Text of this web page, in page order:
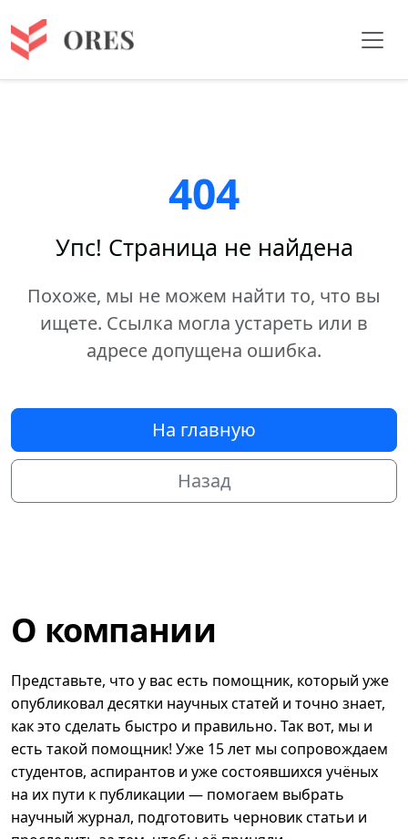
404
Упс! Страница не найдена
Похоже, мы не можем найти то, что вы
ищете. Ссылка могла устареть или в
адресе допущена ошибка.
На главную
Назад
О компании
Представьте, что у вас есть помощник, который уже
опубликовал десятки научных статей и точно знает,
как это сделать быстро и правильно. Так вот, мы и
есть такой помощник! Уже 15 лет мы сопровождаем
студентов, аспирантов и уже состоявшихся учёных
на их пути к публикации — помогаем выбрать
научный журнал, подготовить черновик статьи и